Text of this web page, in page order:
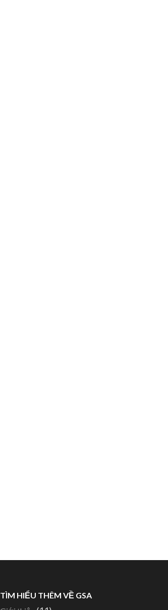
TÌM HIỂU THÊM VỀ GSA